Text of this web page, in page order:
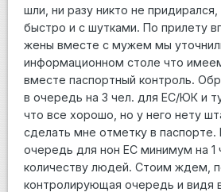
шли, ни разу никто не
быстро и с шутками. По прилету
жены вместе с мужем мы
информационном столе что
вместе паспортный контроль.
в очередь на 3 чел. для ЕС/ЮК и
что все хорошо, но у него нету
сделать мне отметку в
очередь для нон ЕС минимум на 1
количеству людей. Стоим ждем,
контролирующая очередь и видя